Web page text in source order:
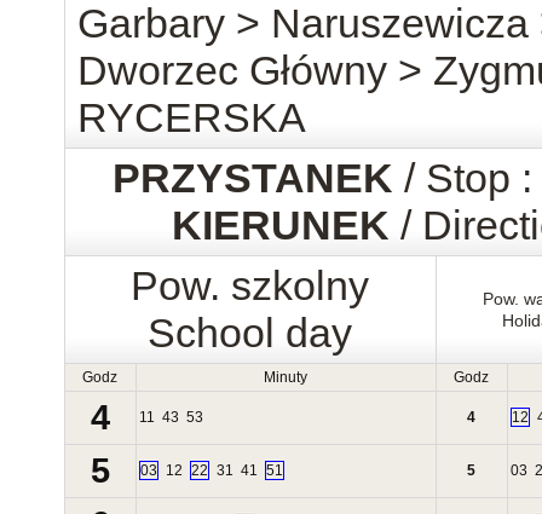
Garbary >
Dworzec Główny >
RYCERSKA
PRZYSTANEK / Stop :
KIERUNEK /
Pow. szkolny
School day
Pow.
Godz Minuty Godz
4 11 43 53 4 12
5 03 12 22 31 41 51 5 03